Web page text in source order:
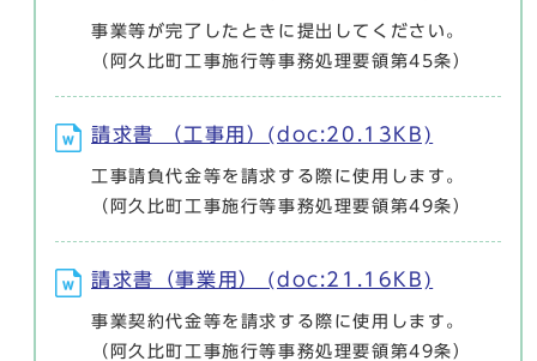
事業等が完了したときに提出してください。
（阿久比町工事施行等事務処理要領第45条）
請求書 （工事用）(doc:20.13KB)
工事請負代金等を請求する際に使用します。
（阿久比町工事施行等事務処理要領第49条）
請求書（事業用） (doc:21.16KB)
事業契約代金等を請求する際に使用します。
（阿久比町工事施行等事務処理要領第49条）